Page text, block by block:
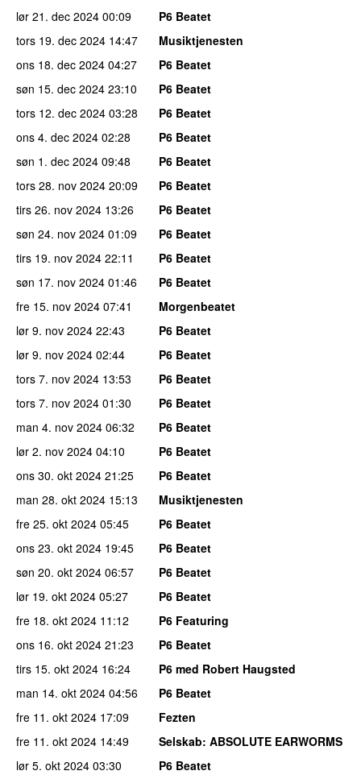
lør 21. dec 2024 00:09
P6 Beatet
tors 19. dec 2024 14:47
Musiktjenesten
ons 18. dec 2024 04:27
P6 Beatet
søn 15. dec 2024 23:10
P6 Beatet
tors 12. dec 2024 03:28
P6 Beatet
ons 4. dec 2024 02:28
P6 Beatet
søn 1. dec 2024 09:48
P6 Beatet
tors 28. nov 2024 20:09
P6 Beatet
tirs 26. nov 2024 13:26
P6 Beatet
søn 24. nov 2024 01:09
P6 Beatet
tirs 19. nov 2024 22:11
P6 Beatet
søn 17. nov 2024 01:46
P6 Beatet
fre 15. nov 2024 07:41
Morgenbeatet
lør 9. nov 2024 22:43
P6 Beatet
lør 9. nov 2024 02:44
P6 Beatet
tors 7. nov 2024 13:53
P6 Beatet
tors 7. nov 2024 01:30
P6 Beatet
man 4. nov 2024 06:32
P6 Beatet
lør 2. nov 2024 04:10
P6 Beatet
ons 30. okt 2024 21:25
P6 Beatet
man 28. okt 2024 15:13
Musiktjenesten
fre 25. okt 2024 05:45
P6 Beatet
ons 23. okt 2024 19:45
P6 Beatet
søn 20. okt 2024 06:57
P6 Beatet
lør 19. okt 2024 05:27
P6 Beatet
fre 18. okt 2024 11:12
P6 Featuring
ons 16. okt 2024 21:23
P6 Beatet
tirs 15. okt 2024 16:24
P6 med Robert Haugsted
man 14. okt 2024 04:56
P6 Beatet
fre 11. okt 2024 17:09
Fezten
fre 11. okt 2024 14:49 Selskab: ABSOLUTE EARWORMS
lør 5. okt 2024 03:30
P6 Beatet